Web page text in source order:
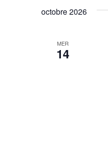
octobre 2026
MER
14